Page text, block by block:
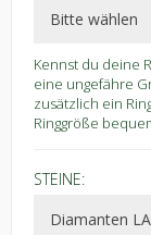
Kennst du deine
eine ungefähre
zusätzlich ein
Ringgröße
STEINE: